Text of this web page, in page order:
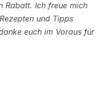
Rabatt. Ich freue mich
und Tipps
euch im Voraus für